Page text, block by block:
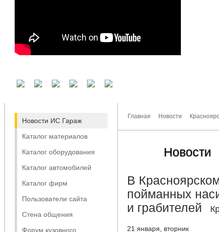
Новости ИС Гараж
Каталог материалов
Каталог оборудования
Каталог автомобилей
Каталог фирм
Пользователи сайта
Стена общения
Форум кузовного
Главная Новости
Новости
В
пойманных
и грабителей
21 января, вторник